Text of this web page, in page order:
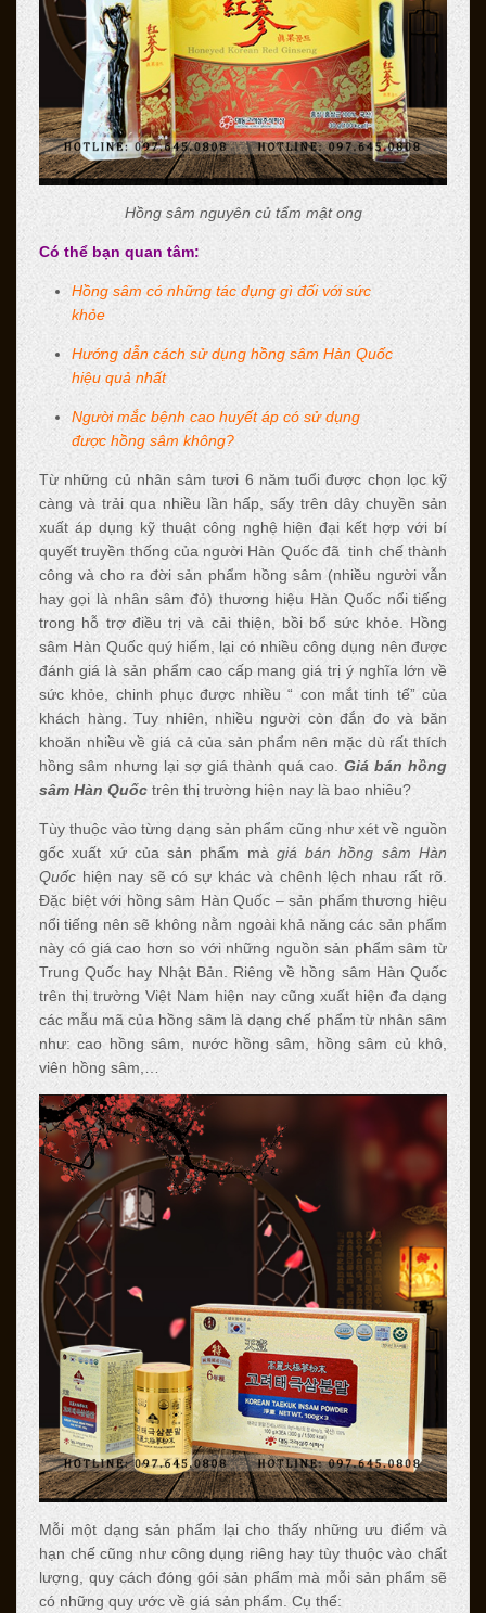
Hồng sâm nguyên củ tẩm mật ong
Có thể bạn quan tâm:
Hồng sâm có những tác dụng gì đối với sức
khỏe
Hướng dẫn cách sử dụng hồng sâm Hàn Quốc
hiệu quả nhất
Người mắc bệnh cao huyết áp có sử dụng
được hồng sâm không?
Từ những củ nhân sâm tươi 6 năm tuổi được chọn lọc kỹ
càng và trải qua nhiều lần hấp, sấy trên dây chuyền sản
xuất áp dụng kỹ thuật công nghệ hiện đại kết hợp với bí
quyết truyền thống của người Hàn Quốc đã tinh chế thành
công và cho ra đời sản phẩm hồng sâm (nhiều người vẫn
hay gọi là nhân sâm đỏ) thương hiệu Hàn Quốc nổi tiếng
trong hỗ trợ điều trị và cải thiện, bồi bổ sức khỏe. Hồng
sâm Hàn Quốc quý hiếm, lại có nhiều công dụng nên được
đánh giá là sản phẩm cao cấp mang giá trị ý nghĩa lớn về
sức khỏe, chinh phục được nhiều “ con mắt tinh tế” của
khách hàng. Tuy nhiên, nhiều người còn đắn đo và băn
khoăn nhiều về giá cả của sản phẩm nên mặc dù rất thích
hồng sâm nhưng lại sợ giá thành quá cao. Giá bán hồng
sâm Hàn Quốc trên thị trường hiện nay là bao nhiêu?
Tùy thuộc vào từng dạng sản phẩm cũng như xét về nguồn
gốc xuất xứ của sản phẩm mà giá bán hồng sâm Hàn
Quốchiện nay sẽ có sự khác và chênh lệch nhau rất rõ.
Đặc biệt với hồng sâm Hàn Quốc – sản phẩm thương hiệu
nổi tiếng nên sẽ không nằm ngoài khả năng các sản phẩm
này có giá cao hơn so với những nguồn sản phẩm sâm từ
Trung Quốc hay Nhật Bản. Riêng về hồng sâm Hàn Quốc
trên thị trường Việt Nam hiện nay cũng xuất hiện đa dạng
các mẫu mã của hồng sâm là dạng chế phẩm từ nhân sâm
như: cao hồng sâm, nước hồng sâm, hồng sâm củ khô,
viên hồng sâm,…
Mỗi một dạng sản phẩm lại cho thấy những ưu điểm và
hạn chế cũng như công dụng riêng hay tùy thuộc vào chất
lượng, quy cách đóng gói sản phẩm mà mỗi sản phẩm sẽ
có những quy ước về giá sản phẩm. Cụ thể: